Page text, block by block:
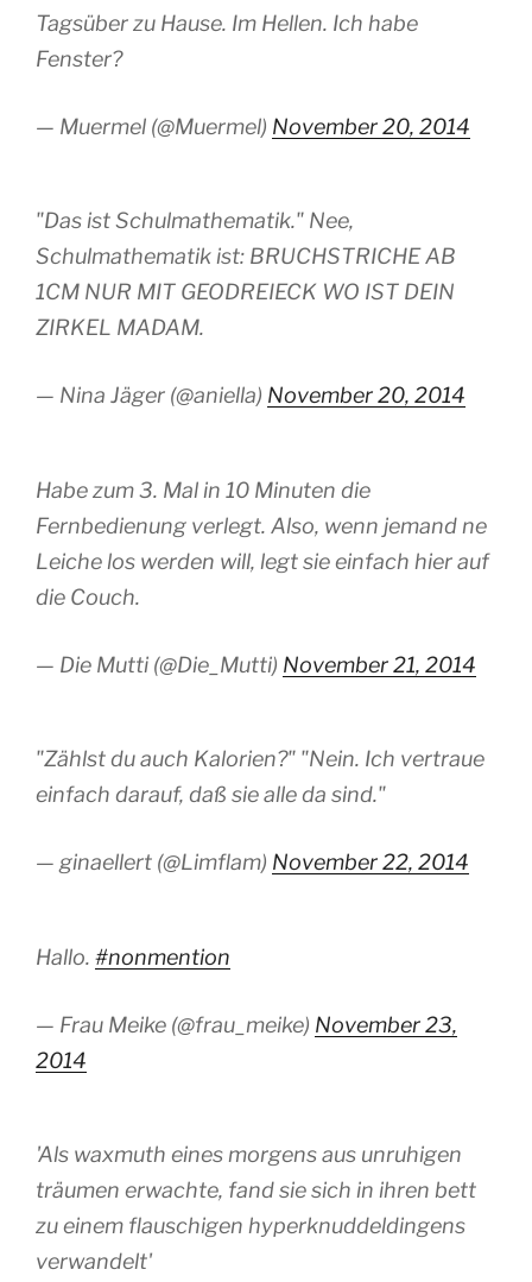
Tagsüber zu Hause. Im Hellen. Ich habe
Fenster?
— Muermel (@Muermel) November 20, 2014
"Das ist Schulmathematik." Nee,
Schulmathematik ist: BRUCHSTRICHE AB
1CM NUR MIT GEODREIECK WO IST DEIN
ZIRKEL MADAM.
— Nina Jäger (@aniella) November 20, 2014
Habe zum 3. Mal in 10 Minuten die
Fernbedienung verlegt. Also, wenn jemand ne
Leiche los werden will, legt sie einfach hier auf
die Couch.
— Die Mutti (@Die_Mutti) November 21, 2014
"Zählst du auch Kalorien?" "Nein. Ich vertraue
einfach darauf, daß sie alle da sind."
— ginaellert (@Limflam) November 22, 2014
Hallo. #nonmention
— Frau Meike (@frau_meike) November 23,
2014
'Als waxmuth eines morgens aus unruhigen
träumen erwachte, fand sie sich in ihren bett
zu einem flauschigen hyperknuddeldingens
verwandelt'